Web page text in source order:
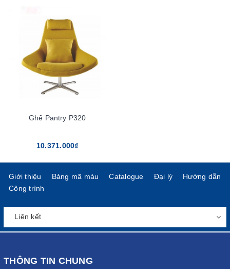
Ghế Pantry P320
10.371.000₫
Giới thiệu Bảng mã màu Catalogue Đại lý
Hướng dẫn
Công trình
THÔNG TIN CHUNG